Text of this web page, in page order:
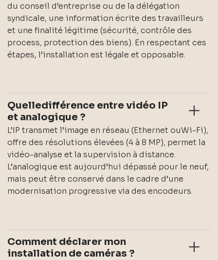
du conseil d’entreprise ou de la délégation
syndicale, une information écrite des travailleurs
et une finalité légitime (sécurité, contrôle des
process, protection des biens). En respectant ces
étapes, l’installation est légale et opposable.
Quelledifférence entre vidéo IP
et analogique ?
L’IP transmet l’image en réseau (Ethernet ouWi-Fi),
offre des résolutions élevées (4 à 8 MP), permet la
vidéo-analyse et la supervision à distance.
L’analogique est aujourd’hui dépassé pour le neuf,
mais peut être conservé dans le cadre d’une
modernisation progressive via des encodeurs.
Comment déclarer mon
installation de caméras ?